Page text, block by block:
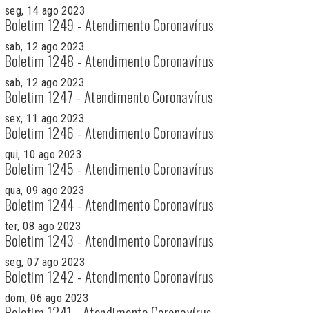
seg, 14 ago 2023
Boletim 1249 - Atendimento Coronavírus
sab, 12 ago 2023
Boletim 1248 - Atendimento Coronavírus
sab, 12 ago 2023
Boletim 1247 - Atendimento Coronavírus
sex, 11 ago 2023
Boletim 1246 - Atendimento Coronavírus
qui, 10 ago 2023
Boletim 1245 - Atendimento Coronavírus
qua, 09 ago 2023
Boletim 1244 - Atendimento Coronavírus
ter, 08 ago 2023
Boletim 1243 - Atendimento Coronavírus
seg, 07 ago 2023
Boletim 1242 - Atendimento Coronavírus
dom, 06 ago 2023